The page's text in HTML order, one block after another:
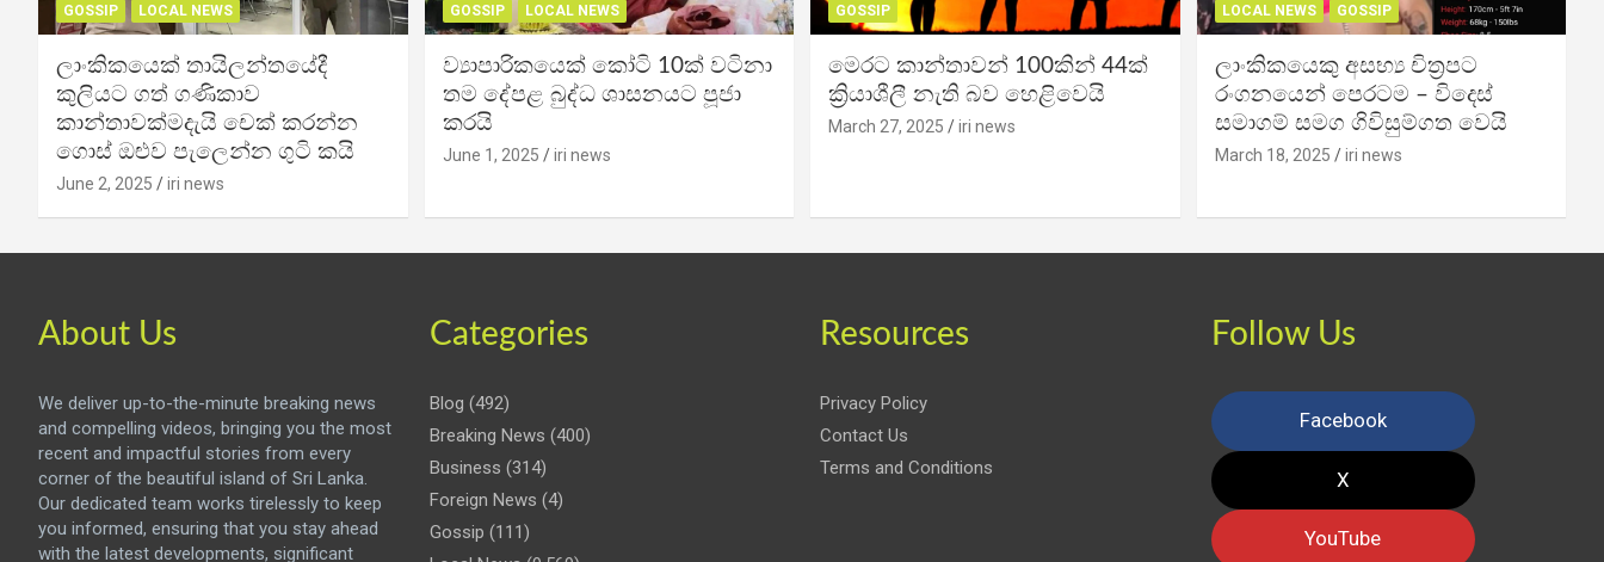
GOSSIP LOCAL NEWS
ලාංකිකයෙක් තායිලන්තයේදී
කුලියට ගත් ගණිකාව
කාන්තාවක්මදැයි චෙක් කරන්න
ගොස් ඔළුව පැලෙන්න ගුටි කයි
June 2, 2025 iri news
GOSSIP LOCAL NEWS
ව්‍යාපාරිකයෙක් කෝටි 10ක් වටිනා
තම දේපළ බුද්ධ ශාසනයට පූජා
කරයි
June 1, 2025 iri news
GOSSIP
මෙරට කාන්තාවන් 100කින් 44ක්
ක්‍රියාශීලී නැති බව හෙළිවෙයි
March 27, 2025 iri news
LOCAL NEWS GOSSIP
ලාංකිකයෙකු අසභ්‍ය චිත්‍රපට
රංගනයෙන් පෙරටම – විදෙස්
සමාගම් සමග ගිවිසුම්ගත වෙයි
March 18, 2025 iri news
About Us
We deliver up-to-the-minute breaking news
and compelling videos, bringing you the most
recent and impactful stories from every
corner of the beautiful island of Sri Lanka.
Our dedicated team works tirelessly to keep
you informed, ensuring that you stay ahead
with the latest developments, significant
Categories
Blog (492)
Breaking News (400)
Business (314)
Foreign News (4)
Gossip (111)
Resources
Privacy Policy
Contact Us
Terms and Conditions
Follow Us
Facebook
X
YouTube